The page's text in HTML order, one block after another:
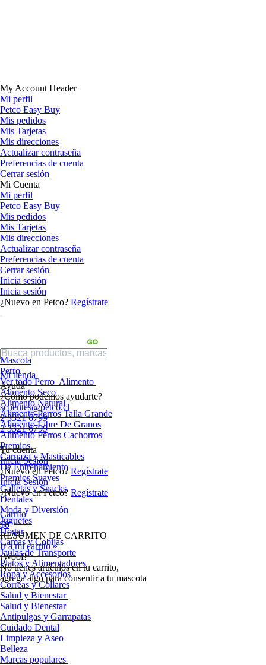
My Account Header
Mi perfil
Petco Easy Buy
Mis pedidos
Mis Tarjetas
Mis direcciones
Actualizar contraseña
Preferencias de cuenta
Cerrar sesión
Mi Cuenta
Mi perfil
Petco Easy Buy
Mis pedidos
Mis Tarjetas
Mis direcciones
Actualizar contraseña
Preferencias de cuenta
Cerrar sesión
Inicia sesión
Inicia sesión
¿Nuevo en Petco? Regístrate
Mi tienda
Ayuda
¿Cómo podemos ayudarte?
sclientes@petco.cl
2 3321 6799
2 3321 6799
Tu cuenta
Inicia Sesión
¿Nuevo en Petco? Regístrate
Inicia Sesión
¿Nuevo en Petco? Regístrate
Carrito
$0
RESUMEN DE CARRITO
Ir a mi carrito »
¡Woof!
No tíenes artículos en tu carrito,
agrega algo para consentir a tu mascota
Mascota
Perro
Ver todo Perro Alimento
Alimento Seco
Alimento Natural
Alimento Perros Talla Grande
Alimento Libre De Granos
Alimento Perros Cachorros
Premios
Carnaza y Masticables
De Entrenamiento
Premios Suaves
Galletas y Snacks
Dentales
Moda y Diversión
Juguetes
Hogar
Camas y Cobijas
Jaulas de Transporte
Platos y Alimentadores
Ropa y Accesorios
Correas y Collares
Salud y Bienestar
Salud y Bienestar
Antipulgas y Garrapatas
Cuidado Dental
Limpieza y Aseo
Belleza
Marcas populares